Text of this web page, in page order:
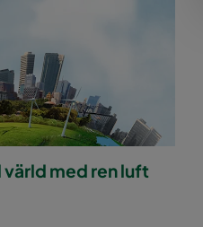
med ren luft